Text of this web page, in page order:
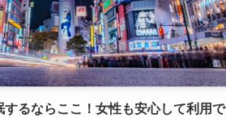
するならここ！女性も安心して利用で